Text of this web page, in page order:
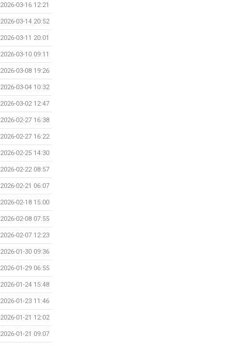
2026-03-16 12:21
2026-03-14 20:52
2026-03-11 20:01
2026-03-10 09:11
2026-03-08 19:26
2026-03-04 10:32
2026-03-02 12:47
2026-02-27 16:38
2026-02-27 16:22
2026-02-25 14:30
2026-02-22 08:57
2026-02-21 06:07
2026-02-18 15:00
2026-02-08 07:55
2026-02-07 12:23
2026-01-30 09:36
2026-01-29 06:55
2026-01-24 15:48
2026-01-23 11:46
2026-01-21 12:02
2026-01-21 09:07